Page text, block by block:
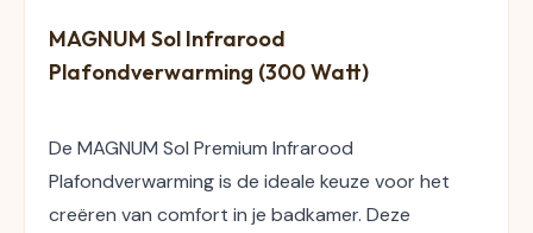
MAGNUM Sol Infrarood
Plafondverwarming (300 Watt)
De MAGNUM Sol Premium Infrarood
Plafondverwarming is de ideale keuze voor het
creëren van comfort in je badkamer. Deze